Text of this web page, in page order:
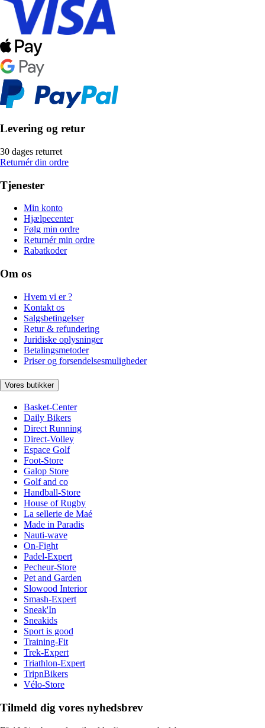
Levering og retur
30 dages returret
Returnér din ordre
Tjenester
Min konto
Hjælpecenter
Følg min ordre
Returnér min ordre
Rabatkoder
Om os
Hvem vi er ?
Kontakt os
Salgsbetingelser
Retur & refundering
Juridiske oplysninger
Betalingsmetoder
Priser og forsendelsesmuligheder
Vores butikker
Basket-Center
Daily Bikers
Direct Running
Direct-Volley
Espace Golf
Foot-Store
Galop Store
Golf and co
Handball-Store
House of Rugby
La sellerie de Maé
Made in Paradis
Nauti-wave
On-Fight
Padel-Expert
Pecheur-Store
Pet and Garden
Slowood Interior
Smash-Expert
Sneak'In
Sneakids
Sport is good
Training-Fit
Trek-Expert
Triathlon-Expert
TripnBikers
Vélo-Store
Tilmeld dig vores nyhedsbrev